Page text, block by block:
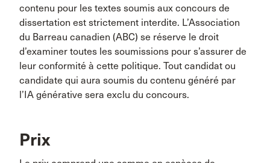
contenu pour les textes soumis aux concours de
dissertation est strictement interdite. L’Association
du Barreau canadien (ABC) se réserve le droit
d’examiner toutes les soumissions pour s’assurer de
leur conformité à cette politique. Tout candidat ou
candidate qui aura soumis du contenu généré par
l’IA générative sera exclu du concours.
Prix